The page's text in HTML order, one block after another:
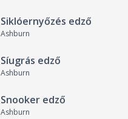
Siklóernyőzés edző
Ashburn
Síugrás edző
Ashburn
Snooker edző
Ashburn